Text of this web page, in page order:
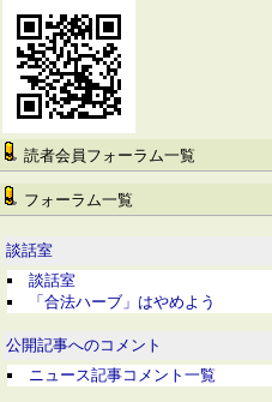
読者会員フォーラム一覧
フォーラム一覧
談話室
談話室
「合法ハーブ」はやめよう
公開記事へのコメント
ニュース記事コメント一覧